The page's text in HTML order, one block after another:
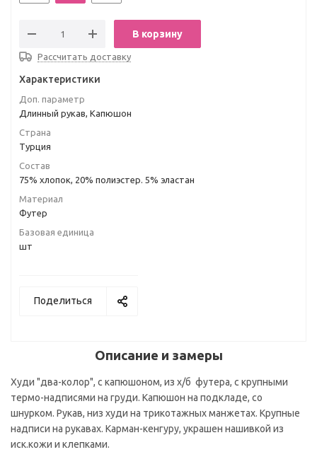
В корзину
Рассчитать доставку
Характеристики
Доп. параметр
Длинный рукав, Капюшон
Страна
Турция
Состав
75% хлопок, 20% полиэстер. 5% эластан
Материал
Футер
Базовая единица
шт
Поделиться
Описание и замеры
Худи "два-колор", с капюшоном, из х/б футера, с крупными
термо-надписями на груди. Капюшон на подкладе, со
шнурком. Рукав, низ худи на трикотажных манжетах. Крупные
надписи на рукавах. Карман-кенгуру, украшен нашивкой из
иск.кожи и клепками.